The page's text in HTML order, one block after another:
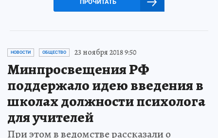
ПРОЧИТАТЬ
НОВОСТИ ОБЩЕСТВО 23 ноября 2018 9:50
Минпросвещения РФ
поддержало идею введения в
школах должности психолога
для учителей
При этом в ведомстве рассказали о